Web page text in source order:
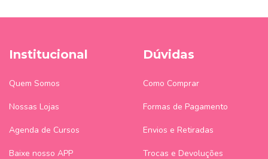
Institucional
Quem Somos
Nossas Lojas
Agenda de Cursos
Baixe nosso APP
Dúvidas
Como Comprar
Formas de Pagamento
Envios e Retiradas
Trocas e Devoluções